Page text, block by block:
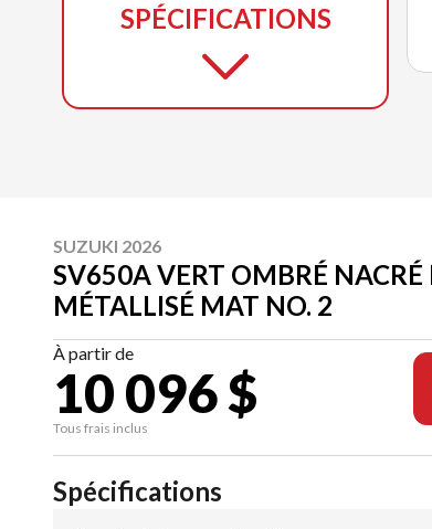
SPÉCIFICATIONS
SUZUKI 2026
SV650A VERT OMBRÉ
MÉTALLISÉ MAT NO. 2
À partir de
10 096 $
Tous frais inclus
Spécifications